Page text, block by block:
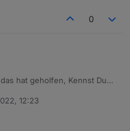
0
hat geholfen, Kennst Du
im lokalen Netz zu und liest
die man auch in der App
12:23